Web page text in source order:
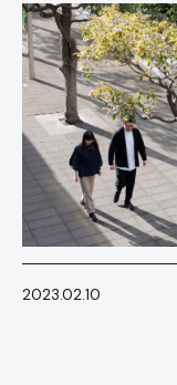
2023.02.10